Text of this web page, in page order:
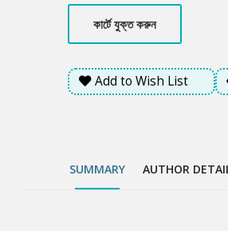
কাউবয় হওয়ার দুর্লভ একটা সুযোগ পাচ্ছেন…
কার্টে যুক্ত করুন
Add to Wish List
SUMMARY AUTHOR